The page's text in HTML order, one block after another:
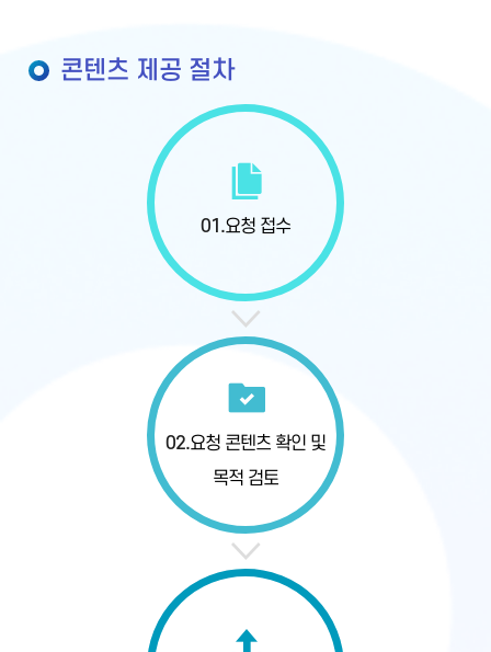
콘텐츠 제공 절차
01.요청 접수
02.요청 콘텐츠 확인 및
목적 검토